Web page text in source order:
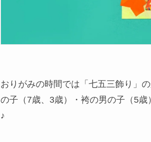
おりがみの時間では「七五三飾り」
の子（7歳、3歳）・袴の男の子（5
♪